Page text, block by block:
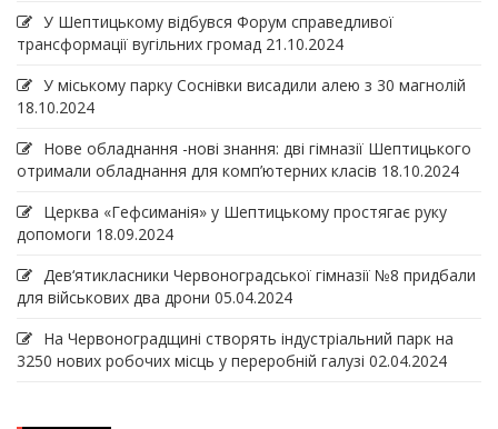
У Шептицькому відбувся Форум справедливої
трансформації вугільних громад 21.10.2024
У міському парку Соснівки висадили алею з 30 магнолій
18.10.2024
Нове обладнання -нові знання: дві гімназії Шептицького
отримали обладнання для комп’ютерних класів 18.10.2024
Церква «Гефсиманія» у Шептицькому простягає руку
допомоги 18.09.2024
Дев‘ятикласники Червоноградської гімназії №8 придбали
для військових два дрони 05.04.2024
На Червоноградщині створять індустріальний парк на
3250 нових робочих місць у переробній галузі 02.04.2024